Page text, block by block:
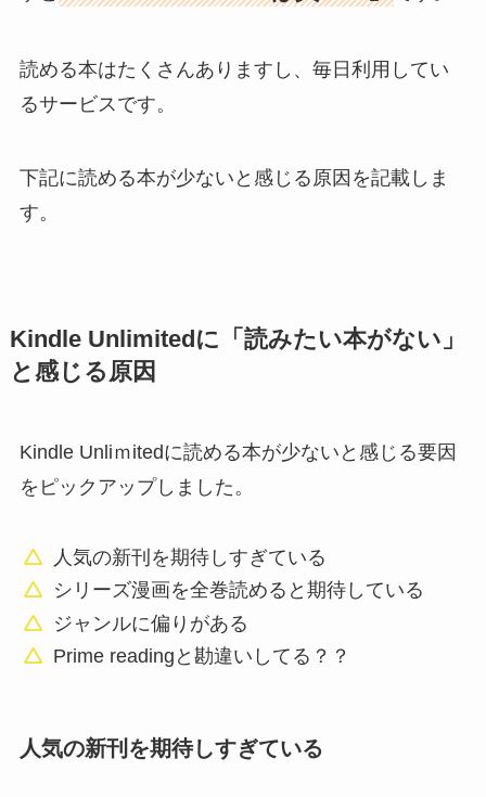
読める本はたくさんありますし、毎日利用してい
るサービスです。
下記に読める本が少ないと感じる原因を記載しま
す。
Kindle Unlimitedに「読みたい本がない」
と感じる原因
Kindle Unliｍitedに読める本が少ないと感じる要因
をピックアップしました。
人気の新刊を期待しすぎている
シリーズ漫画を全巻読めると期待している
ジャンルに偏りがある
Prime readingと勘違いしてる？？
人気の新刊を期待しすぎている